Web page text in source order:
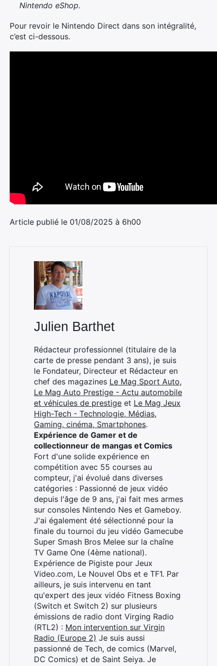
Nintendo eShop.
Pour revoir le Nintendo Direct dans son intégralité,
c’est ci-dessous.
Article publié le 01/08/2025 à 6h00
Julien Barthet
Rédacteur professionnel (titulaire de la
carte de presse pendant 3 ans), je suis
le Fondateur, Directeur et Rédacteur en
chef des magazines Le Mag Sport Auto,
Le Mag Auto Prestige - Actu automobile
et véhicules de prestige et Le Mag Jeux
High-Tech - Technologie, Médias,
Gaming, cinéma, Smartphones.
Expérience de Gamer et de
collectionneur de mangas et Comics
Fort d'une solide expérience en
compétition avec 55 courses au
compteur, j'ai évolué dans diverses
catégories : Passionné de jeux vidéo
depuis l'âge de 9 ans, j'ai fait mes armes
sur consoles Nintendo Nes et Gameboy.
J'ai également été sélectionné pour la
finale du tournoi du jeu vidéo Gamecube
Super Smash Bros Melee sur la chaîne
TV Game One (4ème national).
Expérience de Pigiste pour Jeux
Video.com, Le Nouvel Obs et e TF1. Par
ailleurs, je suis intervenu en tant
qu'expert des jeux vidéo Fitness Boxing
(Switch et Switch 2) sur plusieurs
émissions de radio dont Virging Radio
(RTL2) : Mon intervention sur Virgin
Radio (Europe 2) Je suis aussi
passionné de Tech, de comics (Marvel,
DC Comics) et de Saint Seiya. Je